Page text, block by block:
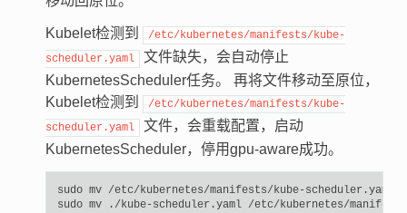
Kubelet检测到
/etc/kubernetes/manifests/kube-
scheduler.yaml
文件缺失，会自动停止
KubernetesScheduler任务。 再将文件移动至原位，
Kubelet检测到
/etc/kubernetes/manifests/kube-
scheduler.yaml
文件，会重载配置，启动
KubernetesScheduler，停用gpu-aware成功。
sudo mv /etc/kubernetes/manifests/kube-scheduler.yaml
sudo mv ./kube-scheduler.yaml